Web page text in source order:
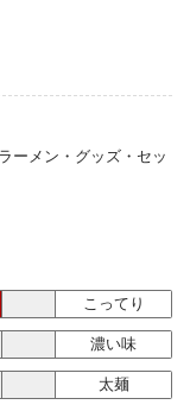
ーメン・グッズ・セッ
こってり
濃い味
太麺